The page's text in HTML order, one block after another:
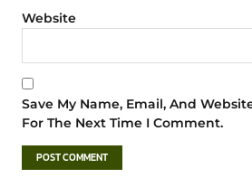
Website
Save My Name, Email, And
For The Next Time I Comment.